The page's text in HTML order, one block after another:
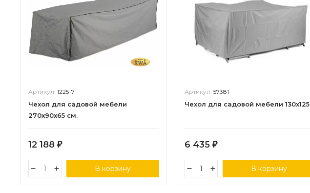
Артикул: 1225-7
Чехол для садовой мебели
270x90x65 см.
12 188 ₽
В корзину
Артикул: 57381
Чехол для садовой мебели 130х125
6 435 ₽
В корзину